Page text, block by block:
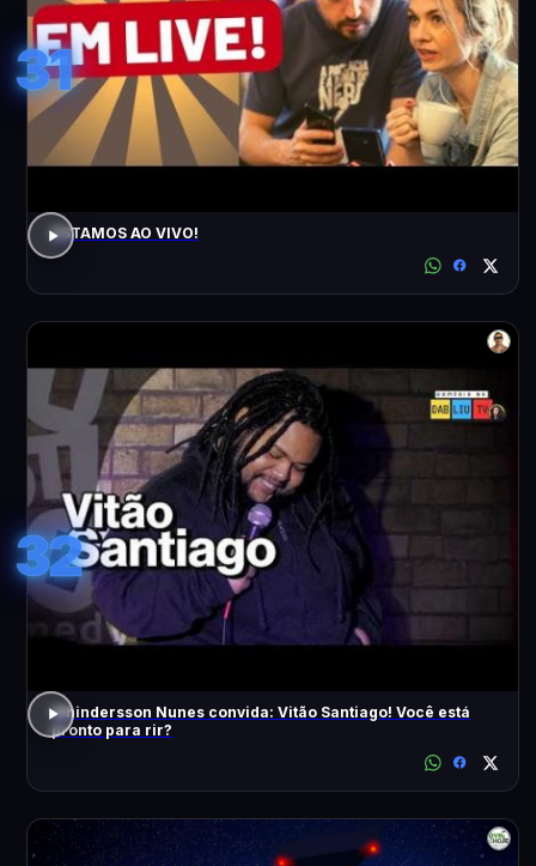
31
ESTAMOS AO VIVO!
32
Whindersson Nunes convida: Vitão Santiago! Você está
pronto para rir?